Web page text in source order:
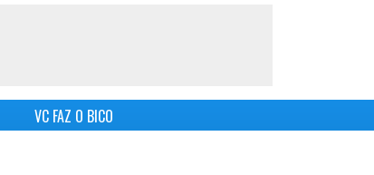
VC FAZ O BICO